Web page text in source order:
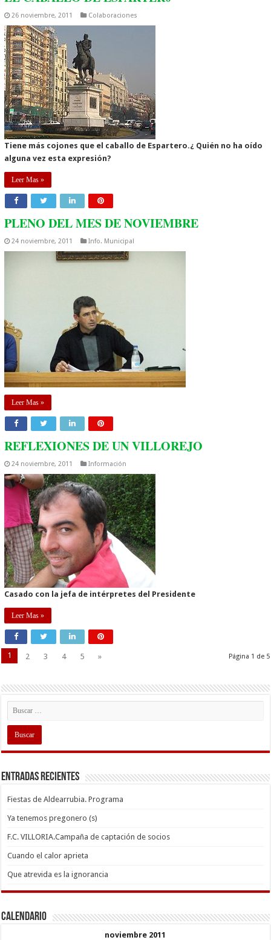
26 noviembre, 2011 Colaboraciones
Tiene más cojones que el caballo de Espartero.¿ Quién no ha oído
alguna vez esta expresión?
Leer Mas »
PLENO DEL MES DE NOVIEMBRE
24 noviembre, 2011 Info. Municipal
Leer Mas »
REFLEXIONES DE UN VILLOREJO
24 noviembre, 2011 Información
Casado con la jefa de intérpretes del Presidente
Leer Mas »
Página 1 de 5
1 2 3 4 5 »
Entradas recientes
Fiestas de Aldearrubia. Programa
Ya tenemos pregonero (s)
F.C. VILLORIA.Campaña de captación de socios
Cuando el calor aprieta
Que atrevida es la ignorancia
Calendario
noviembre 2011